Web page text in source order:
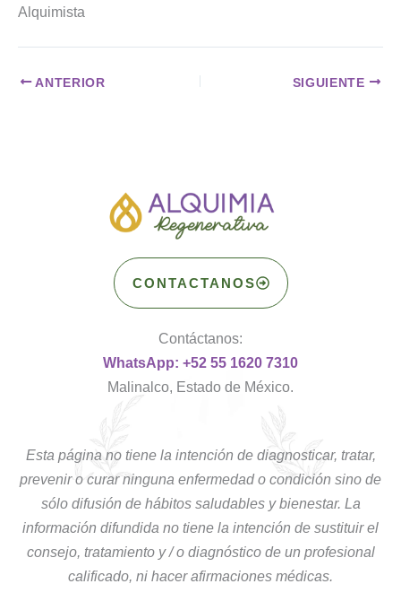
Alquimista
ANTERIOR SIGUIENTE
CONTACTANOS
Contáctanos:
WhatsApp: +52 55 1620 7310
Malinalco, Estado de México.
Esta página no tiene la intención de diagnosticar, tratar,
prevenir o curar ninguna enfermedad o condición sino de
sólo difusión de hábitos saludables y bienestar. La
información difundida no tiene la intención de sustituir el
consejo, tratamiento y / o diagnóstico de un profesional
calificado, ni hacer afirmaciones médicas.